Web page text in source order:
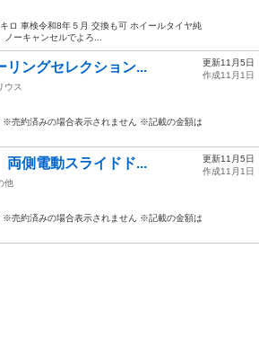
ロ 車検令和8年５月 交換も可 ホイールタイヤ純
ーキャンセルでよろ...
ングセレクション...
ウス
売約済みの場合表示されません ※記載の金額は
更新11月5日
作成11月1日
側電動スライドド...
他
売約済みの場合表示されません ※記載の金額は
更新11月5日
作成11月1日